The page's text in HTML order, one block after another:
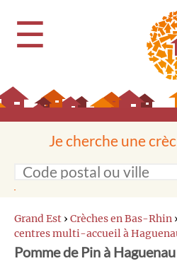
☰
Je cherche une
Grand Est › Crèches en Bas-Rhin ›
centres multi-accueil à
Pomme de Pin à Haguenau